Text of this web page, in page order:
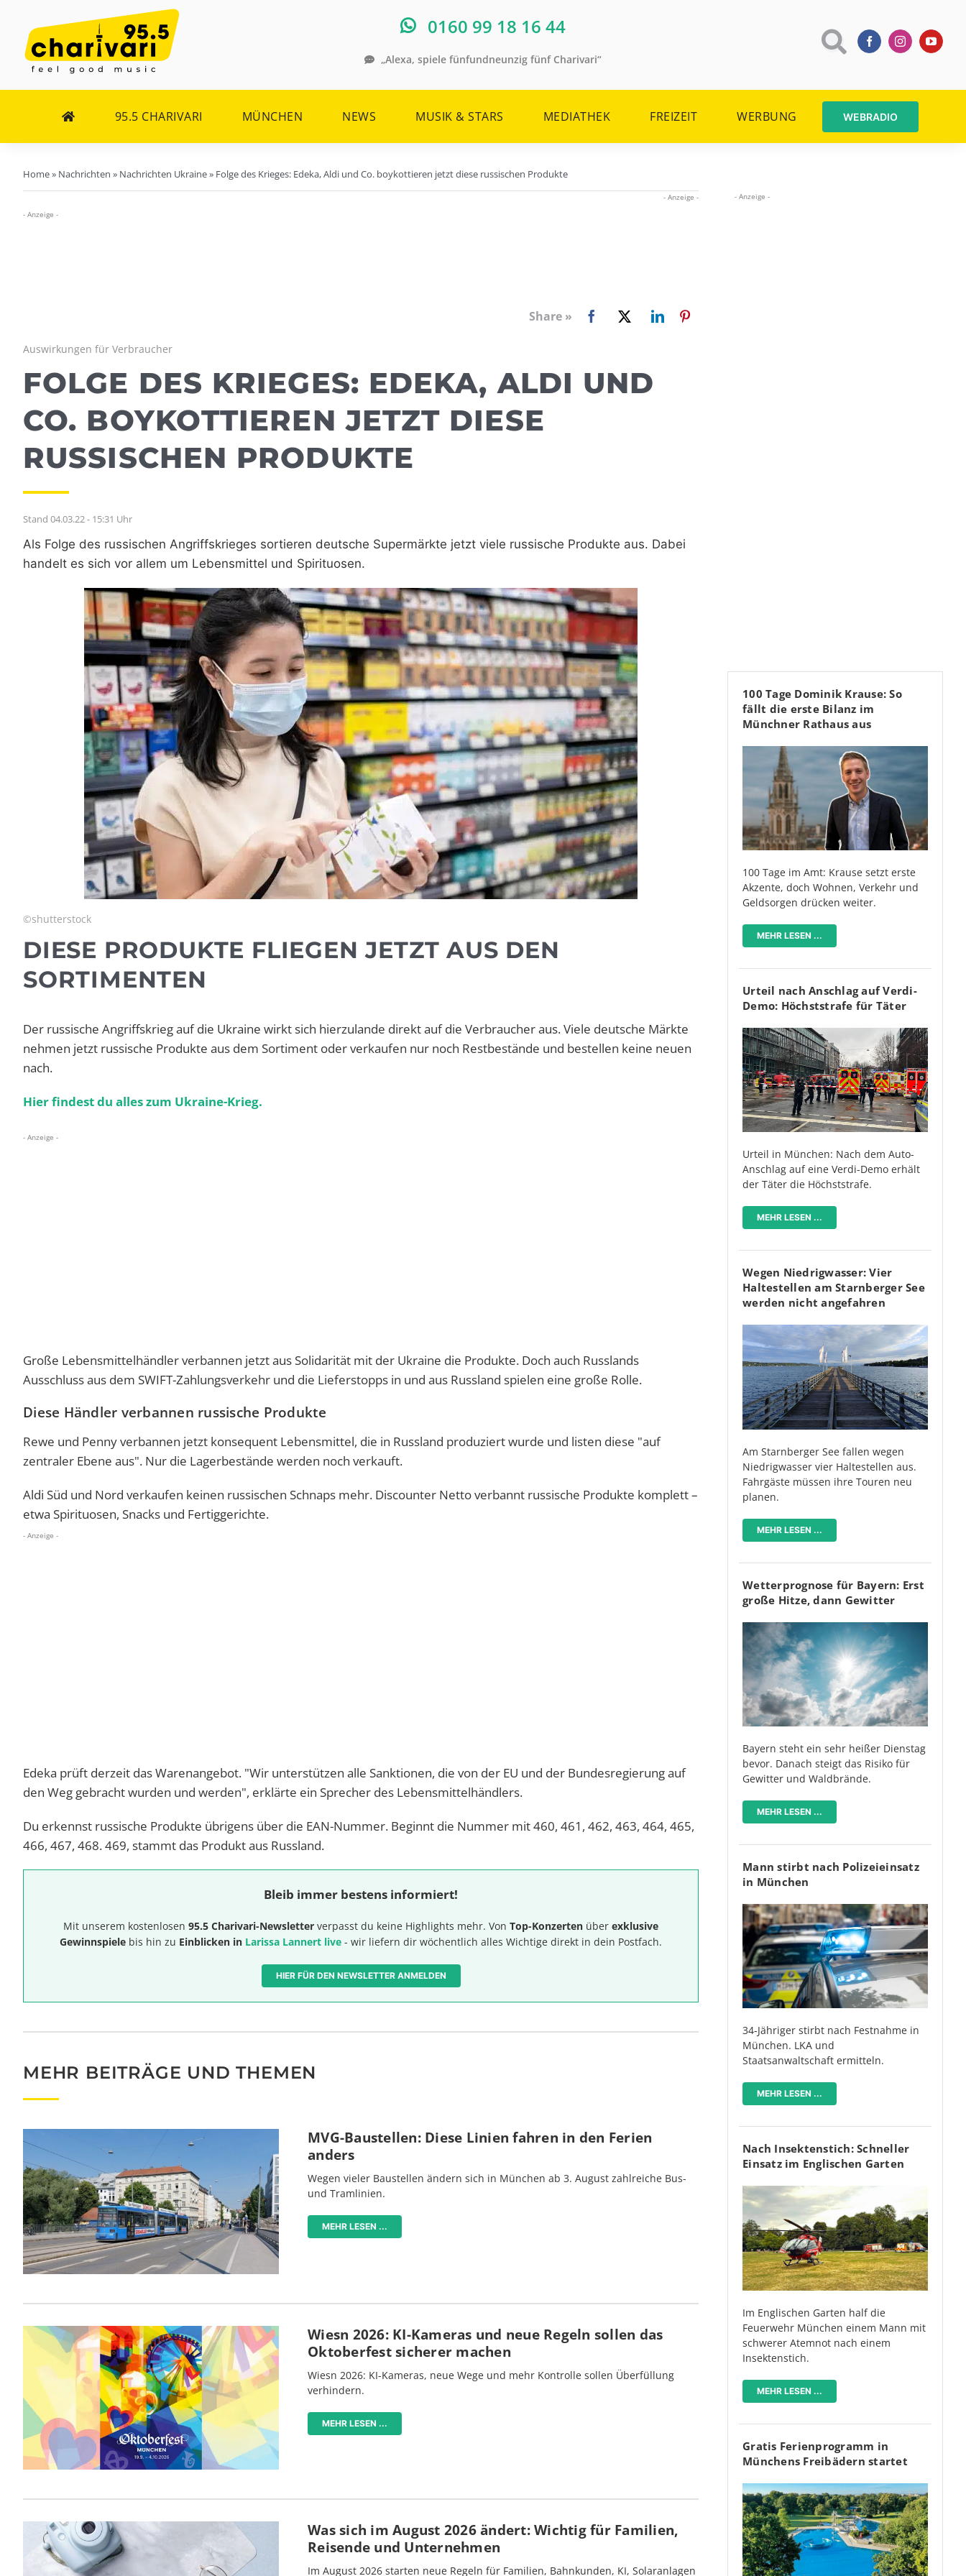
Inhalt
springen
0160 99 18 16 44
„Alexa, spiele fünfundneunzig fünf Charivari“
95.5 CHARIVARI MÜNCHEN NEWS MUSIK & STARS MEDIATHEK FREIZEIT WERBUNG WEBRADIO
Home» Nachrichten » Nachrichten Ukraine» Folge des Krieges: Edeka, Aldi und Co. boykottieren jetzt diese russischen Produkte
- Anzeige -
- Anzeige -
Share »
Auswirkungen für Verbraucher
FOLGE DES KRIEGES: EDEKA, ALDI UND
CO. BOYKOTTIEREN JETZT DIESE
RUSSISCHEN PRODUKTE
Stand 04.03.22 - 15:31 Uhr
Als Folge des russischen Angriffskrieges sortieren deutsche Supermärkte jetzt viele russische Produkte aus. Dabei
handelt es sich vor allem um Lebensmittel und Spirituosen.
©shutterstock
DIESE PRODUKTE FLIEGEN JETZT AUS DEN
SORTIMENTEN
Der russische Angriffskrieg auf die Ukraine wirkt sich hierzulande direkt auf die Verbraucher aus. Viele deutsche Märkte
nehmen jetzt russische Produkte aus dem Sortiment oder verkaufen nur noch Restbestände und bestellen keine neuen
nach.
Hier findest du alles zum Ukraine-Krieg.
- Anzeige -
Große Lebensmittelhändler verbannen jetzt aus Solidarität mit der Ukraine die Produkte. Doch auch Russlands
Ausschluss aus dem SWIFT-Zahlungsverkehr und die Lieferstopps in und aus Russland spielen eine große Rolle.
Diese Händler verbannen russische Produkte
Rewe und Penny verbannen jetzt konsequent Lebensmittel, die in Russland produziert wurde und listen diese "auf
zentraler Ebene aus". Nur die Lagerbestände werden noch verkauft.
Aldi Süd und Nord verkaufen keinen russischen Schnaps mehr. Discounter Netto verbannt russische Produkte komplett –
etwa Spirituosen, Snacks und Fertiggerichte.
- Anzeige -
Edeka prüft derzeit das Warenangebot. "Wir unterstützen alle Sanktionen, die von der EU und der Bundesregierung auf
den Weg gebracht wurden und werden", erklärte ein Sprecher des Lebensmittelhändlers.
Du erkennst russische Produkte übrigens über die EAN-Nummer. Beginnt die Nummer mit 460, 461, 462, 463, 464, 465,
466, 467, 468. 469, stammt das Produkt aus Russland.
Bleib immer bestens informiert!
Mit unserem kostenlosen 95.5 Charivari-Newsletter verpasst du keine Highlights mehr. Von Top-Konzerten über exklusive
Gewinnspiele bis hin zu Einblicken in Larissa Lannert live - wir liefern dir wöchentlich alles Wichtige direkt in dein Postfach.
HIER FÜR DEN NEWSLETTER ANMELDEN
MEHR BEITRÄGE UND THEMEN
MVG-Baustellen: Diese Linien fahren in den Ferien
anders
Wegen vieler Baustellen ändern sich in München ab 3. August zahlreiche Bus-
und Tramlinien.
MEHR LESEN ...
Wiesn 2026: KI-Kameras und neue Regeln sollen das
Oktoberfest sicherer machen
Wiesn 2026: KI-Kameras, neue Wege und mehr Kontrolle sollen Überfüllung
verhindern.
MEHR LESEN ...
Was sich im August 2026 ändert: Wichtig für Familien,
Reisende und Unternehmen
Im August 2026 starten neue Regeln für Familien, Bahnkunden, KI, Solaranlagen
- Anzeige -
100 Tage Dominik Krause: So
fällt die erste Bilanz im
Münchner Rathaus aus
100 Tage im Amt: Krause setzt erste
Akzente, doch Wohnen, Verkehr und
Geldsorgen drücken weiter.
MEHR LESEN ...
Urteil nach Anschlag auf Verdi-
Demo: Höchststrafe für Täter
Urteil in München: Nach dem Auto-
Anschlag auf eine Verdi-Demo erhält
der Täter die Höchststrafe.
MEHR LESEN ...
Wegen Niedrigwasser: Vier
Haltestellen am Starnberger See
werden nicht angefahren
Am Starnberger See fallen wegen
Niedrigwasser vier Haltestellen aus.
Fahrgäste müssen ihre Touren neu
planen.
MEHR LESEN ...
Wetterprognose für Bayern: Erst
große Hitze, dann Gewitter
Bayern steht ein sehr heißer Dienstag
bevor. Danach steigt das Risiko für
Gewitter und Waldbrände.
MEHR LESEN ...
Mann stirbt nach Polizeieinsatz
in München
34-Jähriger stirbt nach Festnahme in
München. LKA und
Staatsanwaltschaft ermitteln.
MEHR LESEN ...
Nach Insektenstich: Schneller
Einsatz im Englischen Garten
Im Englischen Garten half die
Feuerwehr München einem Mann mit
schwerer Atemnot nach einem
Insektenstich.
MEHR LESEN ...
Gratis Ferienprogramm in
Münchens Freibädern startet